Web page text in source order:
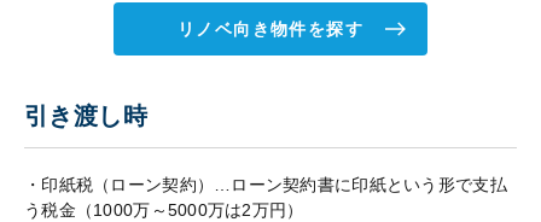
リノベ向き物件を探す
引き渡し時
・印紙税（ローン契約）…ローン契約書に印紙という形で支払
う税金（1000万～5000万は2万円）